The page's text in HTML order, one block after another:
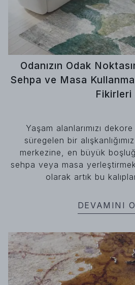
Odanızın Odak
Sehpa ve Masa
Fikirleri
Yaşam alanlarımızı
süregelen bir
merkezine, en büyük
sehpa veya masa
olarak artık bu
DEVAMINI